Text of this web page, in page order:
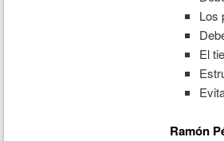
Los
El
Ramón